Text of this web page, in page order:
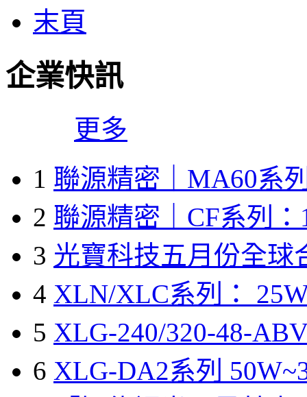
末頁
企業快訊
更多
1 聯源精密｜MA60系
2 聯源精密｜CF系列：
3 光寶科技五月份全球
4 XLN/XLC系列：
5 XLG-240/320-48-
6 XLG-DA2系列